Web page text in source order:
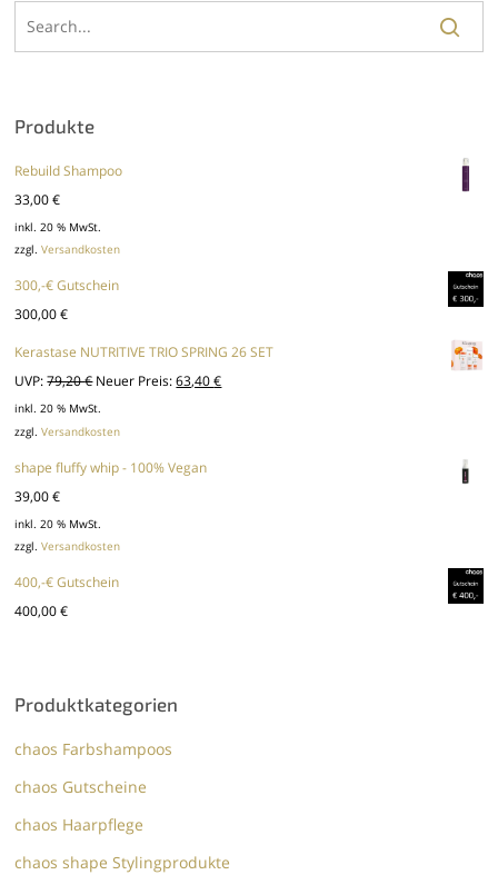
Produkte
Rebuild Shampoo
33,00€
inkl. 20 % MwSt.
zzgl.Versandkosten
300,-€ Gutschein
300,00€
Kerastase NUTRITIVE TRIO SPRING 26 SET
UVP: 79,20€ Ursprünglicher
Preis
war:
79,20 €
Neuer Preis: 63,40€Aktueller
inkl. 20 % MwSt.
zzgl.Versandkosten
shape fluffy whip - 100% Vegan
39,00€
inkl. 20 % MwSt.
zzgl.Versandkosten
400,-€ Gutschein
400,00€
Produktkategorien
chaos Farbshampoos
chaos Gutscheine
chaos Haarpflege
chaos shape Stylingprodukte